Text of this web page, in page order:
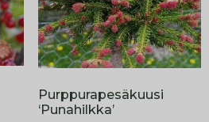
Purppurapesäkuusi
‘Punahilkka’